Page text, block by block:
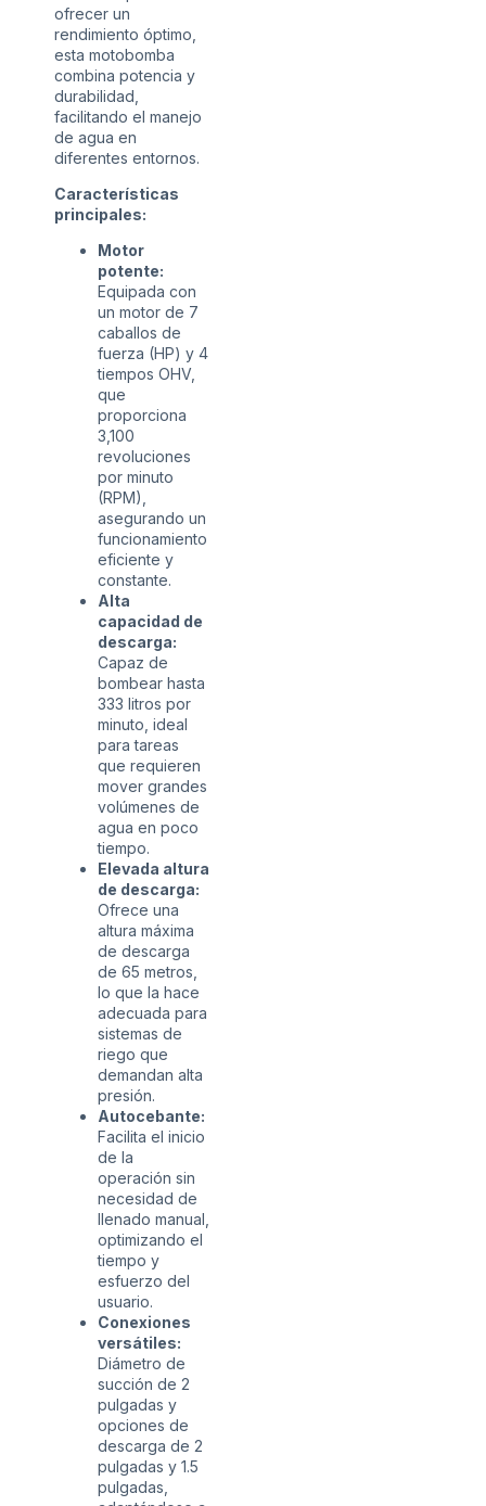
ofrecer un
rendimiento óptimo,
esta motobomba
combina potencia y
durabilidad,
facilitando el manejo
de agua en
diferentes entornos.
Características
principales:
Motor
potente:
Equipada con
un motor de 7
caballos de
fuerza (HP) y 4
tiempos OHV,
que
proporciona
3,100
revoluciones
por minuto
(RPM),
asegurando un
funcionamiento
eficiente y
constante.
Alta
capacidad de
descarga:
Capaz de
bombear hasta
333 litros por
minuto, ideal
para tareas
que requieren
mover grandes
volúmenes de
agua en poco
tiempo.
Elevada altura
de descarga:
Ofrece una
altura máxima
de descarga
de 65 metros,
lo que la hace
adecuada para
sistemas de
riego que
demandan alta
presión.
Autocebante:
Facilita el inicio
de la
operación sin
necesidad de
llenado manual,
optimizando el
tiempo y
esfuerzo del
usuario.
Conexiones
versátiles:
Diámetro de
succión de 2
pulgadas y
opciones de
descarga de 2
pulgadas y 1.5
pulgadas,